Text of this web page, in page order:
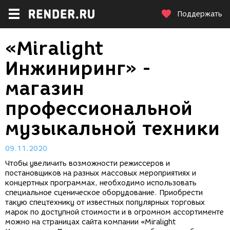
Поддержать
«Miralight
Инжиниринг» -
магазин
профессиональной
музыкальной техники
09.11.2020
Чтобы увеличить возможности режиссеров и
постановщиков на разных массовых мероприятиях и
концертных программах, необходимо использовать
специальное сценическое оборудование. Приобрести
такую спецтехнику от известных популярных торговых
марок по доступной стоимости и в огромном ассортименте
можно на страницах сайта компании «Miralight